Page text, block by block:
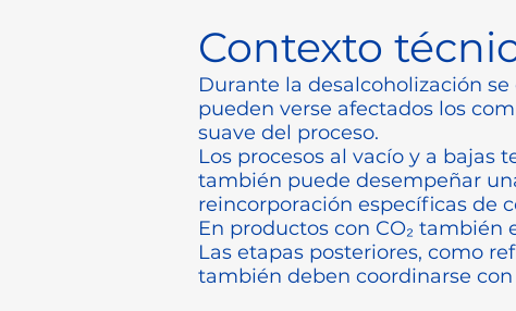
Contexto
Durante la desalcoholización
pueden verse afectados los
suave del proceso.
Los procesos al vacío y a
también puede desempeñar
reincorporación específicas de
En productos con CO₂
Las etapas posteriores, como
también deben coordinarse